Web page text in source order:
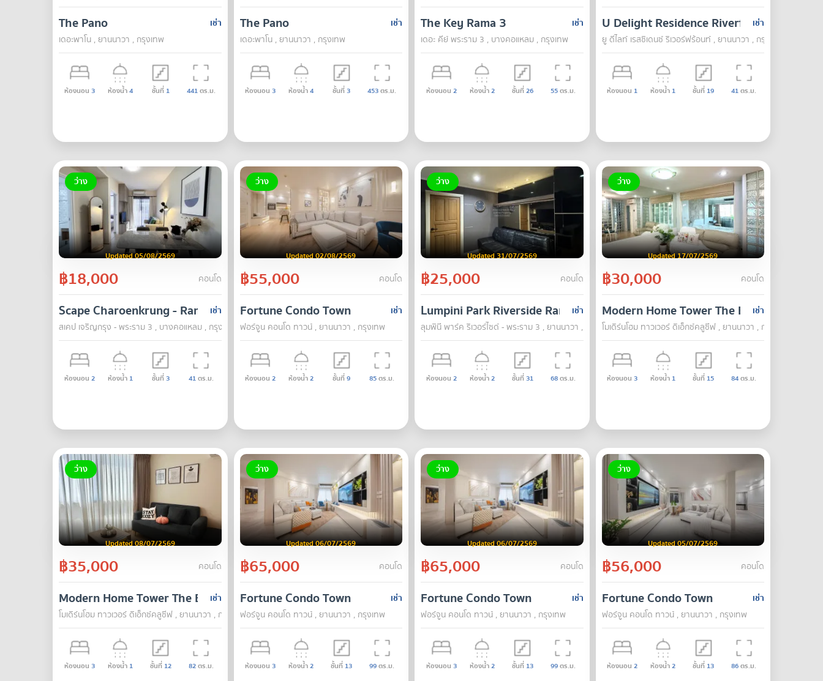
เช่า
The Pano
เดอะพาโน , ยานนาวา , กรุงเทพ
ห้องนอน 3 ห้องน้ำ4 ชั้นที่ 1 441ตร.ม.
เช่า
The Pano
เดอะพาโน , ยานนาวา , กรุงเทพ
ห้องนอน 3 ห้องน้ำ4 ชั้นที่3 453ตร.ม.
เช่า
The Key Rama 3
เดอะ คีย์ พระราม 3 , บางคอแหลม , กรุงเทพ
ห้องนอน 2 ห้องน้ำ2 ชั้นที่26 55ตร.ม.
เช่า
U Delight Residence Riverfront
ยู ดีไลท์ เรสซิเดนซ์ ริเวอร์ฟร้อนท์ , ยานนาวา , กรุงเทพ
ห้องนอน 1 ห้องน้ำ 1 ชั้นที่ 19 41ตร.ม.
ว่าง
Updated 05/08/2569
฿18,000 คอนโด
เช่า
Scape Charoenkrung - Rama 3
สเคป เจริญกรุง - พระราม 3 , บางคอแหลม , กรุงเทพ
ห้องนอน 2 ห้องน้ำ 1 ชั้นที่3 41ตร.ม.
ว่าง
Updated 02/08/2569
฿55,000 คอนโด
เช่า
Fortune Condo Town
ฟอร์จูน คอนโด ทาวน์ , ยานนาวา , กรุงเทพ
ห้องนอน 2 ห้องน้ำ2 ชั้นที่9 85ตร.ม.
ว่าง
Updated 31/07/2569
฿25,000 คอนโด
เช่า
Lumpini Park Riverside Rama 3
ลุมพินี พาร์ค ริเวอร์ไซด์ - พระราม 3 , ยานนาวา , กรุงเทพ
ห้องนอน 2 ห้องน้ำ2 ชั้นที่31 68ตร.ม.
ว่าง
Updated 17/07/2569
฿30,000 คอนโด
เช่า
Modern Home Tower The Exclusive
โมเดิร์นโฮม ทาวเวอร์ ดิเอ็กซ์คลูซีฟ , ยานนาวา , กรุงเทพ
ห้องนอน 3 ห้องน้ำ 1 ชั้นที่ 15 84ตร.ม.
ว่าง
Updated 08/07/2569
฿35,000 คอนโด
เช่า
Modern Home Tower The Exclusive
โมเดิร์นโฮม ทาวเวอร์ ดิเอ็กซ์คลูซีฟ , ยานนาวา , กรุงเทพ
ห้องนอน 3 ห้องน้ำ 1 ชั้นที่ 12 82ตร.ม.
ว่าง
Updated 06/07/2569
฿65,000 คอนโด
เช่า
Fortune Condo Town
ฟอร์จูน คอนโด ทาวน์ , ยานนาวา , กรุงเทพ
ห้องนอน 3 ห้องน้ำ2 ชั้นที่ 13 99ตร.ม.
ว่าง
Updated 06/07/2569
฿65,000 คอนโด
เช่า
Fortune Condo Town
ฟอร์จูน คอนโด ทาวน์ , ยานนาวา , กรุงเทพ
ห้องนอน 3 ห้องน้ำ2 ชั้นที่ 13 99ตร.ม.
ว่าง
Updated 05/07/2569
฿56,000 คอนโด
เช่า
Fortune Condo Town
ฟอร์จูน คอนโด ทาวน์ , ยานนาวา , กรุงเทพ
ห้องนอน 2 ห้องน้ำ2 ชั้นที่ 13 86ตร.ม.